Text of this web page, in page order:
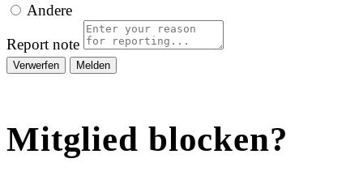
Andere
Report note
Melden
Mitglied blocken?